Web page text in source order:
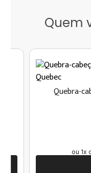
Quem
Quebra-
ou 1x